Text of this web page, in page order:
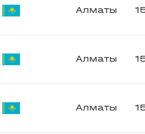
Алматы
Алматы
Алматы